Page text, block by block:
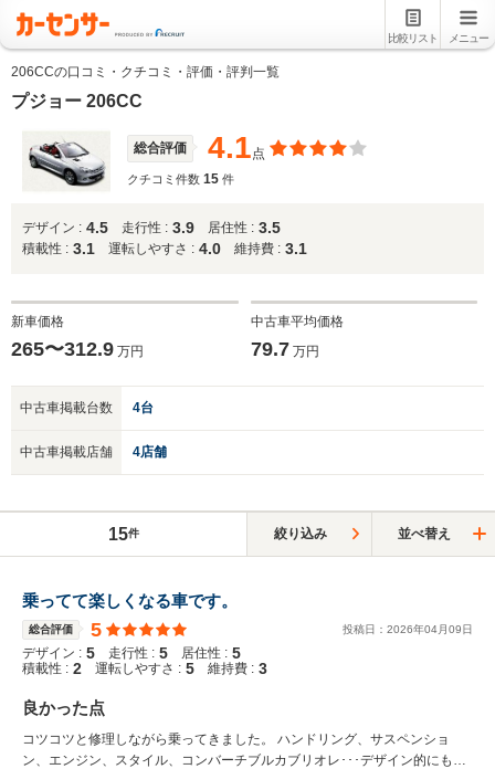
比較リスト メニュー
206CCの口コミ・クチコミ・評価・評判一覧
プジョー 206CC
総合評価 4.1点
クチコミ件数 15 件
デザイン : 4.5 走行性 : 3.9 居住性 : 3.5
積載性 : 3.1 運転しやすさ : 4.0 維持費 : 3.1
新車価格
265〜312.9 万円
中古車平均価格
79.7 万円
中古車掲載台数 4台
中古車掲載店舗 4店舗
15件 絞り込み 並べ替え
乗ってて楽しくなる車です。
総合評価 5 投稿日： 2026年04月09日
デザイン : 5 走行性 : 5 居住性 : 5
積載性 : 2 運転しやすさ : 5 維持費 : 3
良かった点
コツコツと修理しながら乗ってきました。 ハンドリング、サスペンショ
ン、エンジン、スタイル、コンバーチブルカブリオレ･･･デザイン的にも気